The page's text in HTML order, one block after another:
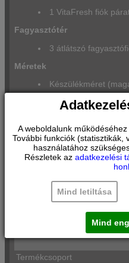
1 VitaFresh fiók
Fagyasztótér
3 átlátszó
Méretek
Készülékméret
Műszaki adatok
Állítható lábak elöl,
Hálózati
Tartozékok
Megjegyzések
A készülék éves
Termékcsoport
A weboldalunk
További funkciók (statisztikák,
használatához
Részletek az adatkezelési
Mind letiltása
Mind